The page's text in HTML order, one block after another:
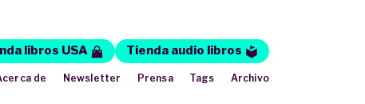
libros USA
Tienda audio libros
de Newsletter Prensa Tags Archivo